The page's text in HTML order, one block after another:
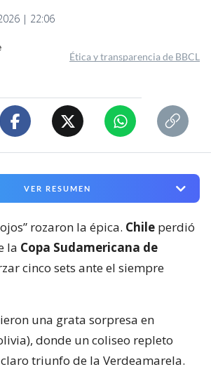
| 22:06
Ética y transparencia de BBCL
VER RESUMEN
rozaron la épica. Chile perdió
la Copa Sudamericana de
cinco sets ante el siempre
una grata sorpresa en
donde un coliseo repleto
triunfo de la Verdeamarela.